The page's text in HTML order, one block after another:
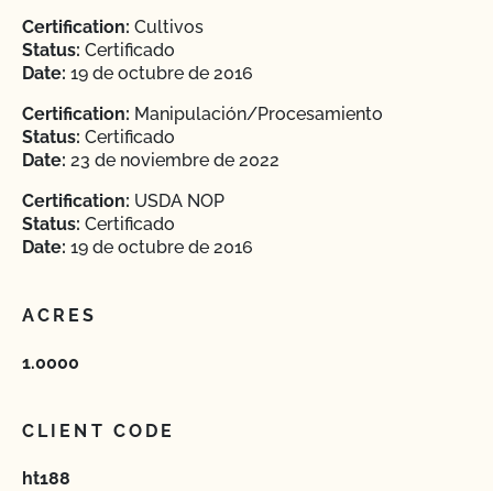
Certification: Cultivos
Status: Certificado
Date: 19 de octubre de 2016
Certification: Manipulación/Procesamiento
Status: Certificado
Date: 23 de noviembre de 2022
Certification: USDA NOP
Status: Certificado
Date: 19 de octubre de 2016
ACRES
1.0000
CLIENT CODE
ht188